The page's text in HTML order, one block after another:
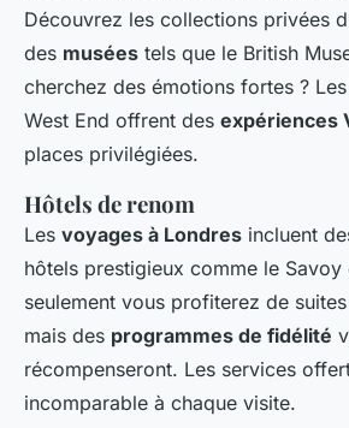
Découvrez les collections privées
des musées tels que le British
cherchez des émotions fortes ?
West End offrent des expériences
places privilégiées.
Hôtels de renom
Les voyages à Londres incluent
hôtels prestigieux comme le Savoy
seulement vous profiterez de
mais des programmes de fidélité
récompenseront. Les services
incomparable à chaque visite.